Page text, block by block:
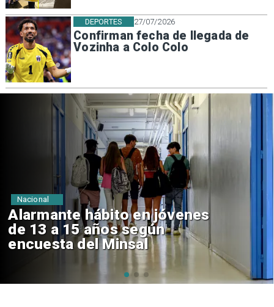
27/07/2026
Confirman fecha de llegada de
Vozinha a Colo Colo
DEPORTES
Aprueban creación del Parque
Sebastián Piñera con inversión
de $4 mil millones
Regiones